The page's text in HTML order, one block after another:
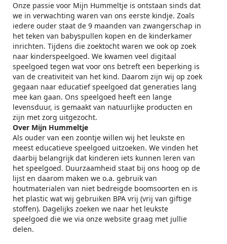
Onze passie voor Mijn Hummeltje is ontstaan sinds dat
we in verwachting waren van ons eerste kindje. Zoals
iedere ouder staat de 9 maanden van zwangerschap in
het teken van babyspullen kopen en de kinderkamer
inrichten. Tijdens die zoektocht waren we ook op zoek
naar kinderspeelgoed. We kwamen veel digitaal
speelgoed tegen wat voor ons betreft een beperking is
van de creativiteit van het kind. Daarom zijn wij op zoek
gegaan naar educatief speelgoed dat generaties lang
mee kan gaan. Ons speelgoed heeft een lange
levensduur, is gemaakt van natuurlijke producten en
zijn met zorg uitgezocht.
Over Mijn Hummeltje
Als ouder van een zoontje willen wij het leukste en
meest educatieve speelgoed uitzoeken. We vinden het
daarbij belangrijk dat kinderen iets kunnen leren van
het speelgoed. Duurzaamheid staat bij ons hoog op de
lijst en daarom maken we o.a. gebruik van
houtmaterialen van niet bedreigde boomsoorten en is
het plastic wat wij gebruiken BPA vrij (vrij van giftige
stoffen). Dagelijks zoeken we naar het leukste
speelgoed die we via onze website graag met jullie
delen.